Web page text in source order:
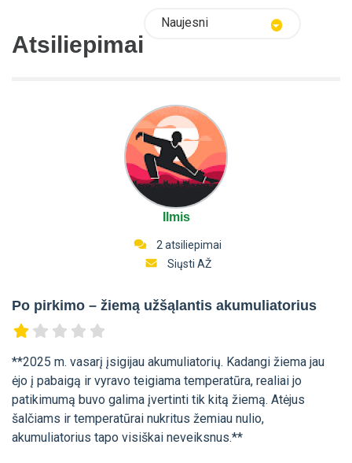
Atsiliepimai
Naujesni
Ilmis
2 atsiliepimai
Siųsti AŽ
Po pirkimo – žiemą užšąlantis akumuliatorius
**2025 m. vasarį įsigijau akumuliatorių. Kadangi žiema jau
ėjo į pabaigą ir vyravo teigiama temperatūra, realiai jo
patikimumą buvo galima įvertinti tik kitą žiemą. Atėjus
šalčiams ir temperatūrai nukritus žemiau nulio,
akumuliatorius tapo visiškai neveiksnus.**